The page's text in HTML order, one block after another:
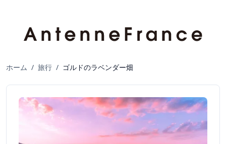
ホーム / 旅行 / ゴルドのラベンダー畑